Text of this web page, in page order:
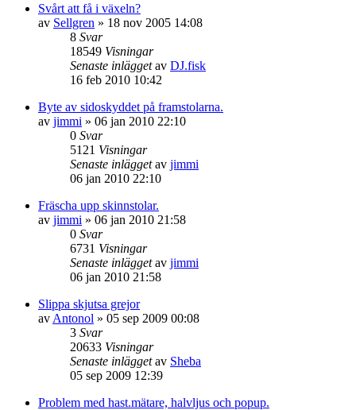
Svårt att få i växeln?
av Sellgren » 18 nov 2005 14:08
8 Svar
18549 Visningar
Senaste inläggetav DJ.fisk
16 feb 2010 10:42
Byte av sidoskyddet på framstolarna.
av jimmi » 06 jan 2010 22:10
0 Svar
5121 Visningar
Senaste inläggetav jimmi
06 jan 2010 22:10
Fräscha upp skinnstolar.
av jimmi » 06 jan 2010 21:58
0 Svar
6731 Visningar
Senaste inläggetav jimmi
06 jan 2010 21:58
Slippa skjutsa grejor
av Antonol » 05 sep 2009 00:08
3 Svar
20633 Visningar
Senaste inläggetav Sheba
05 sep 2009 12:39
Problem med hast.mätare, halvljus och popup.